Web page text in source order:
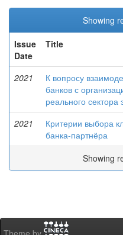
Showing
Issue
Date
Title
2021
К вопросу
банков с
реального сектора
2021
Критерии выбора
банка-партнёра
Showing